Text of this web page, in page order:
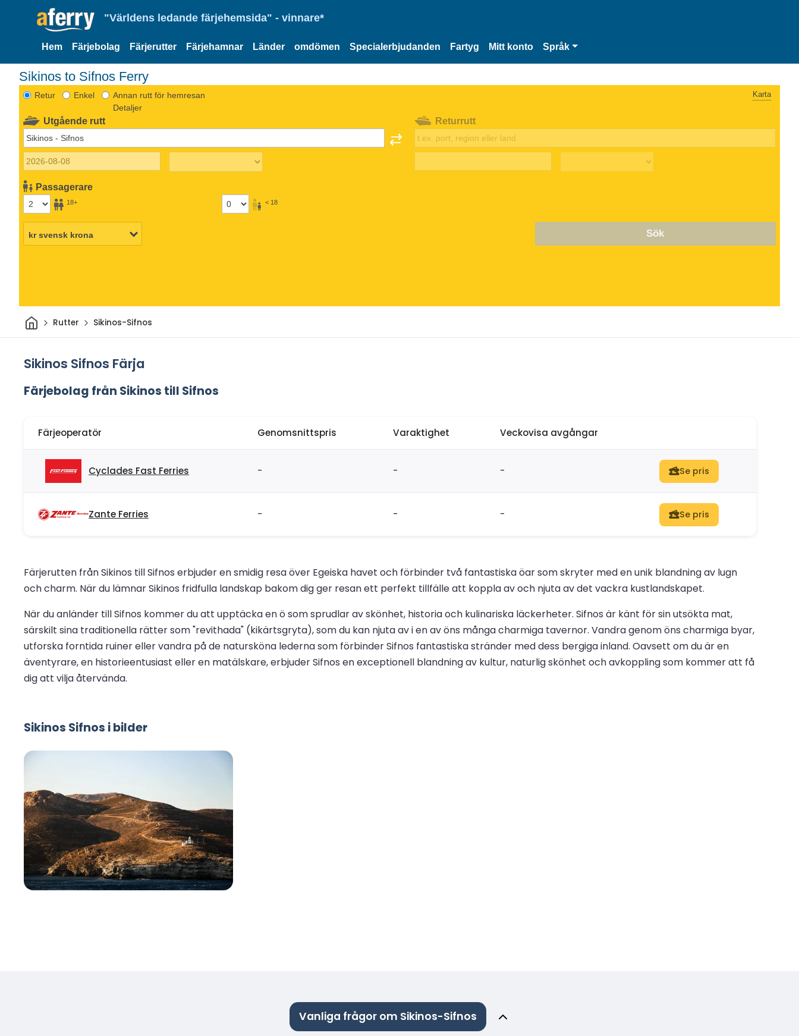
"Världens ledande färjehemsida" - vinnare*
Hem Färjebolag Färjerutter Färjehamnar Länder omdömen Specialerbjudanden Fartyg Mitt konto Språk
Sikinos to Sifnos Ferry
Retur Enkel
Annan rutt för hemresan
Detaljer
Karta
Utgående rutt
Passagerare
18+ < 18
Returrutt
Sök
HemRutter Sikinos-Sifnos
Sikinos Sifnos Färja
Färjebolag från Sikinos till Sifnos
Färjeoperatör Genomsnittspris Varaktighet Veckovisa avgångar
Cyclades Fast Ferries - - - Se pris
Zante Ferries - - - Se pris
Färjerutten från Sikinos till Sifnos erbjuder en smidig resa över Egeiska havet och förbinder två fantastiska öar som skryter med en unik blandning av lugn
och charm. När du lämnar Sikinos fridfulla landskap bakom dig ger resan ett perfekt tillfälle att koppla av och njuta av det vackra kustlandskapet.
När du anländer till Sifnos kommer du att upptäcka en ö som sprudlar av skönhet, historia och kulinariska läckerheter. Sifnos är känt för sin utsökta mat,
särskilt sina traditionella rätter som "revithada" (kikärtsgryta), som du kan njuta av i en av öns många charmiga tavernor. Vandra genom öns charmiga byar,
utforska forntida ruiner eller vandra på de natursköna lederna som förbinder Sifnos fantastiska stränder med dess bergiga inland. Oavsett om du är en
äventyrare, en historieentusiast eller en matälskare, erbjuder Sifnos en exceptionell blandning av kultur, naturlig skönhet och avkoppling som kommer att få
dig att vilja återvända.
Sikinos Sifnos i bilder
Vanliga frågor om Sikinos-Sifnos